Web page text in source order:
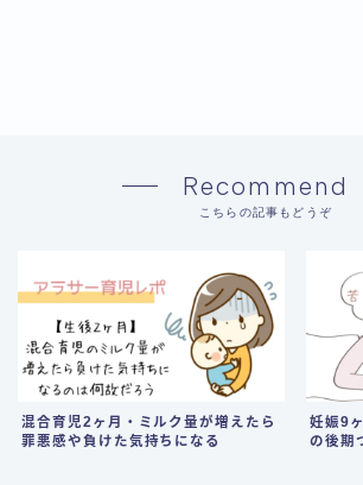
Recommend
こちらの記事もどうぞ
混合育児2ヶ月・ミルク量が増えたら
罪悪感や負けた気持ちになる
妊娠9
の後期